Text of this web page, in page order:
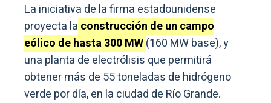
La iniciativa de la firma estadounidense
proyecta la construcción de un campo
eólico de hasta 300 MW(160 MW base), y
una planta de electrólisis que permitirá
obtener más de 55 toneladas de hidrógeno
verde por día, en la ciudad de Río Grande.